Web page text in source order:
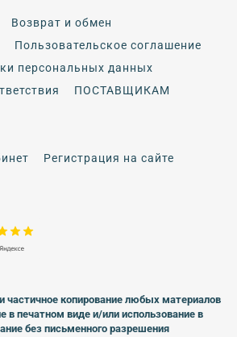
Возврат и обмен
Пользовательское соглашение
персональных данных
ПОСТАВЩИКАМ
Регистрация на сайте
частичное копирование любых материалов
в печатном виде и/или использование в
без письменного разрешения